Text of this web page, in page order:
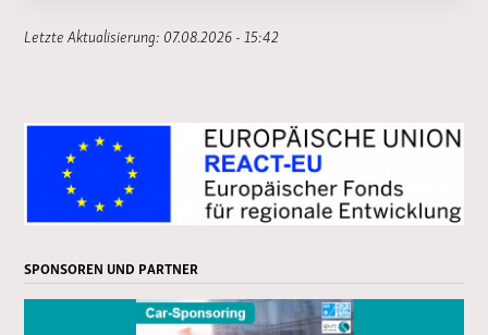
Letzte Aktualisierung: 07.08.2026 - 15:42
SPONSOREN UND PARTNER